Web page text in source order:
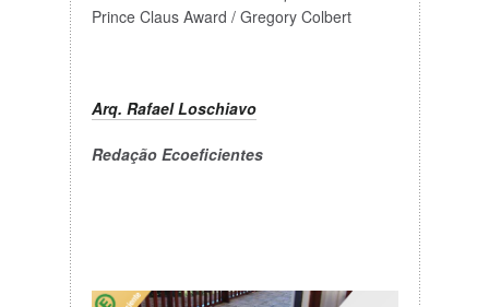
Prince Claus Award / Gregory Colbert
Arq. Rafael Loschiavo
Redação Ecoeficientes